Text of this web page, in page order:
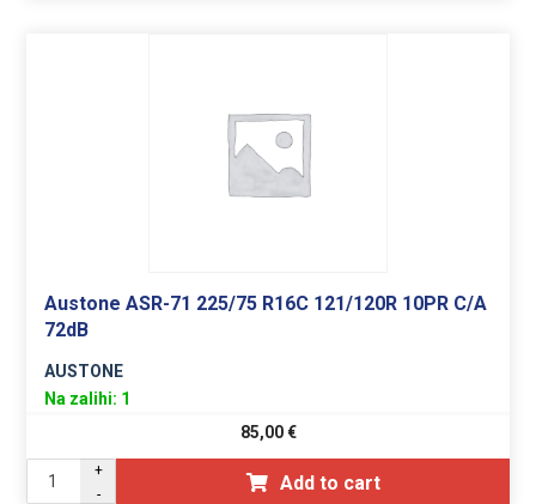
Austone ASR-71 225/75 R16C 121/120R 10PR C/A
72dB
AUSTONE
Na zalihi: 1
85,00€
+
-
Add to cart